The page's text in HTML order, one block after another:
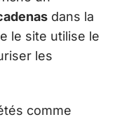
dans la
le site utilise le
les
comme